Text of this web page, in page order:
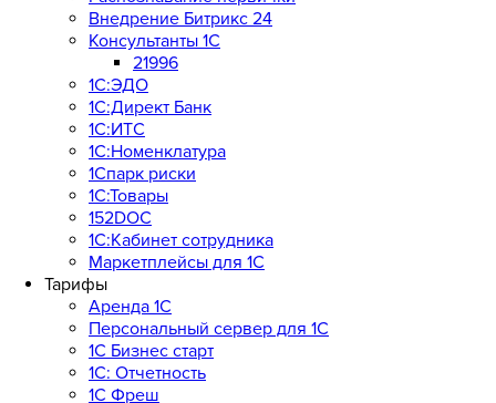
Внедрение Битрикс 24
Консультанты 1С
21996
1С:ЭДО
1С:Директ Банк
1С:ИТС
1С:Номенклатура
1Спарк риски
1С:Товары
152DOC
1С:Кабинет сотрудника
Маркетплейсы для 1С
Тарифы
Аренда 1С
Персональный сервер для 1С
1С Бизнес старт
1С: Отчетность
1C Фреш